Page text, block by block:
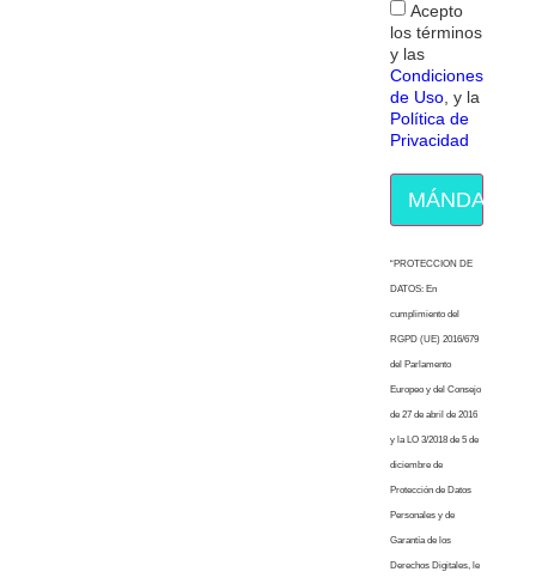
Acepto
los términos
y las
Condiciones
de Uso, y la
Política de
Privacidad
MÁNDAME
“PROTECCION DE
DATOS: En
cumplimiento del
RGPD (UE) 2016/679
del Parlamento
Europeo y del Consejo
de 27 de abril de 2016
y la LO 3/2018 de 5 de
diciembre de
Protección de Datos
Personales y de
Garantía de los
Derechos Digitales, le